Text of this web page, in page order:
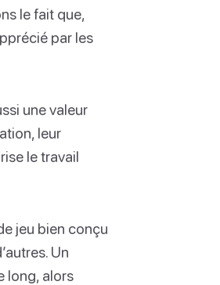
le fait que,
par les
une valeur
leur
le travail
jeu bien conçu
Un
long, alors